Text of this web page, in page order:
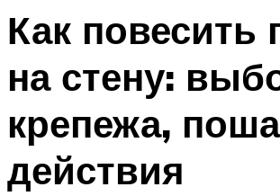
Как повесить
на стену:
крепежа,
действия